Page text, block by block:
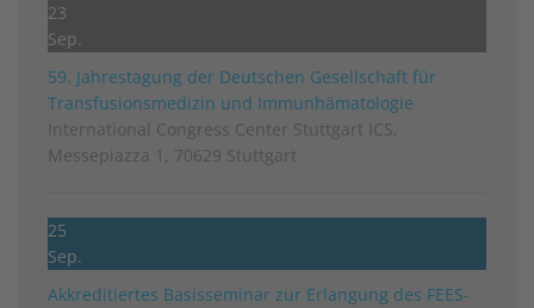
23
Sep.
59. Jahrestagung der Deutschen Gesellschaft für
Transfusionsmedizin und Immunhämatologie
International Congress Center Stuttgart ICS,
Messepiazza 1, 70629 Stuttgart
25
Sep.
Akkreditiertes Basisseminar zur Erlangung des FEES-